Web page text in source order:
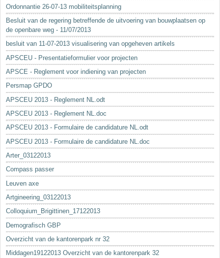
Ordonnantie 26-07-13 mobiliteitsplanning
Besluit van de regering betreffende de uitvoering van bouwplaatsen op
de openbare weg - 11/07/2013
besluit van 11-07-2013 visualisering van opgeheven artikels
APSCEU - Presentatieformulier voor projecten
APSCE - Reglement voor indiening van projecten
Persmap GPDO
APSCEU 2013 - Reglement NL.odt
APSCEU 2013 - Reglement NL.doc
APSCEU 2013 - Formulaire de candidature NL.odt
APSCEU 2013 - Formulaire de candidature NL.doc
Arter_03122013
Compass passer
Leuven axe
Artgineering_03122013
Colloquium_Brigittinen_17122013
Demografisch GBP
Overzicht van de kantorenpark nr 32
Middagen19122013 Overzicht van de kantorenpark 32